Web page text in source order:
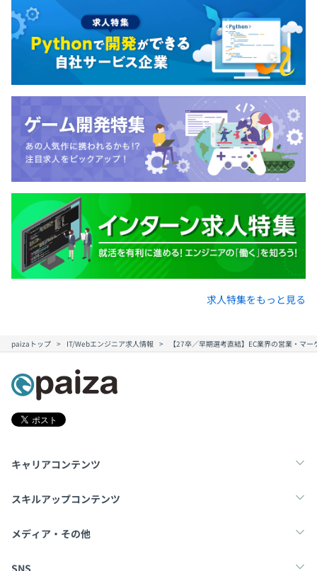
求人特集をもっと見る
paizaトップ IT/Webエンジニア求人情報 【27卒／早期選考直結】EC業界の営業・マ
キャリアコンテンツ
転職・キャリア
スキルアップコンテンツ
学習
メディア・その他
Tech Team Journal